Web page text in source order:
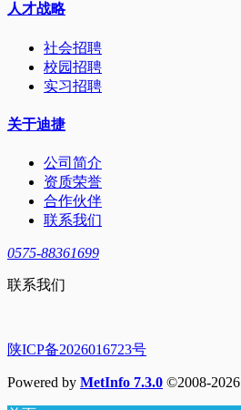
人才战略
社会招聘
校园招聘
实习招聘
关于迪捷
公司简介
资质荣誉
合作伙伴
联系我们
0575-88361699
联系我们
陕ICP备2026016723号
Powered by MetInfo 7.3.0 ©2008-2026